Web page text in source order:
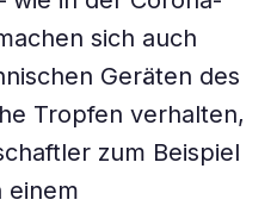
sich auch
Geräten des
Tropfen verhalten,
zum Beispiel
einem